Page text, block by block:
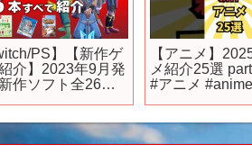
PS】【新作ゲ
介】2023年9月発
作ソフト全26本
【アニメ】
メ紹介25選
#アニメ